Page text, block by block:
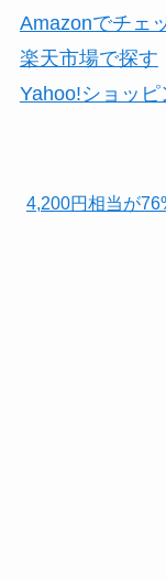
Amazonでチェ
楽天市場で探す
Yahoo!ショッ
4,200円相当が